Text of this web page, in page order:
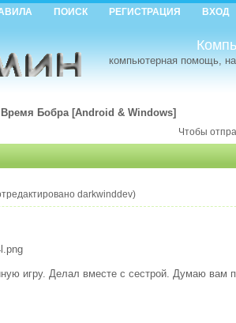
ПОИСК РЕГИСТРАЦИЯ ВХОД
компьютерная помощь,
Время Бобра [Android & Windows]
Чтобы
darkwinddev)
игру. Делал вместе с сестрой. Думаю вам